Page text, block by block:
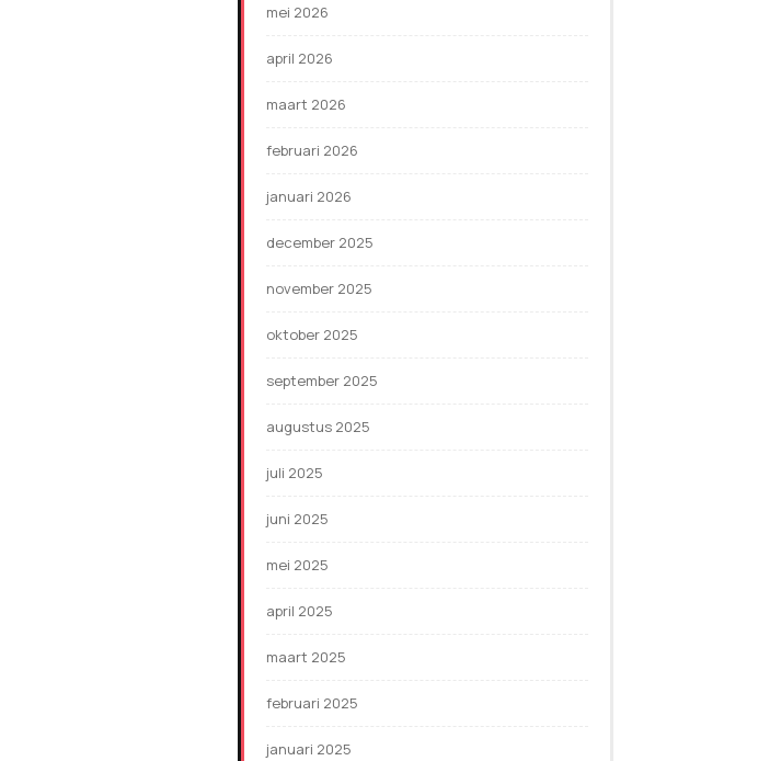
mei 2026
april 2026
maart 2026
februari 2026
januari 2026
december 2025
november 2025
oktober 2025
september 2025
augustus 2025
juli 2025
juni 2025
mei 2025
april 2025
maart 2025
februari 2025
januari 2025